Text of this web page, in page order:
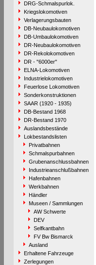
DRG-Schmalspurlok.
Kriegslokomotiven
Verlagerungsbauten
DB-Neubaulokomotiven
DB-Umbaulokomotiven
DR-Neubaulokomotiven
DR-Rekolokomotiven
DR - "6000er"
ELNA-Lokomotiven
Industrielokomotiven
Feuerlose Lokomotiven
Sonderkonstruktionen
SAAR (1920 - 1935)
DB-Bestand 1968
DR-Bestand 1970
Auslandsbestände
Lokbestandslisten
Privatbahnen
Schmalspurbahnen
Grubenanschlussbahnen
Industrieanschlußbahnen
Hafenbahnen
Werkbahnen
Händler
Museen / Sammlungen
AW Schwerte
DEV
Selfkantbahn
FV Bw Bismarck
Ausland
Erhaltene Fahrzeuge
Zerlegungen